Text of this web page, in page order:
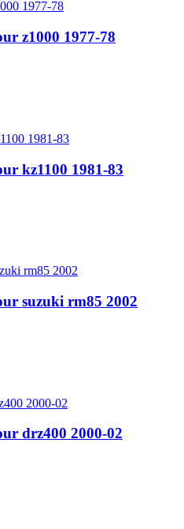
z1000 1977-78
kz1100 1981-83
suzuki rm85 2002
drz400 2000-02